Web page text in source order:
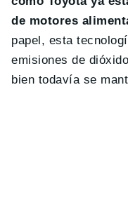
de motores
papel, esta
emisiones de
bien todavía se